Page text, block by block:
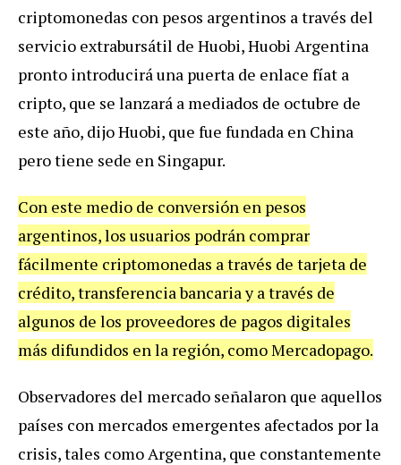
criptomonedas con pesos argentinos a través del
servicio extrabursátil de Huobi, Huobi Argentina
pronto introducirá una puerta de enlace fíat a
cripto, que se lanzará a mediados de octubre de
este año, dijo Huobi, que fue fundada en China
pero tiene sede en Singapur.
Con este medio de conversión en pesos
argentinos, los usuarios podrán comprar
fácilmente criptomonedas a través de tarjeta de
crédito, transferencia bancaria y a través de
algunos de los proveedores de pagos digitales
más difundidos en la región, como Mercadopago.
Observadores del mercado señalaron que aquellos
países con mercados emergentes afectados por la
crisis, tales como Argentina, que constantemente